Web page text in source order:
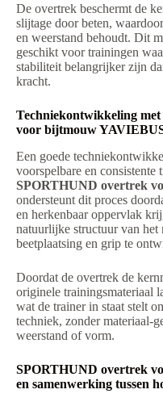
De overtrek beschermt de
slijtage door beten,
en weerstand behoudt. Dit
geschikt voor trainingen
stabiliteit belangrijker zijn
kracht.
Techniekontwikkeling
voor bijtmouw
Een goede
voorspelbare en
SPORTHUND overtrek
ondersteunt dit proces
en herkenbaar oppervlak
natuurlijke structuur van het
beetplaatsing en grip te
Doordat de overtrek de
originele trainingsmateriaal
wat de trainer in staat stelt
techniek, zonder materiaal-
weerstand of vorm.
SPORTHUND overtrek
en samenwerking tussen